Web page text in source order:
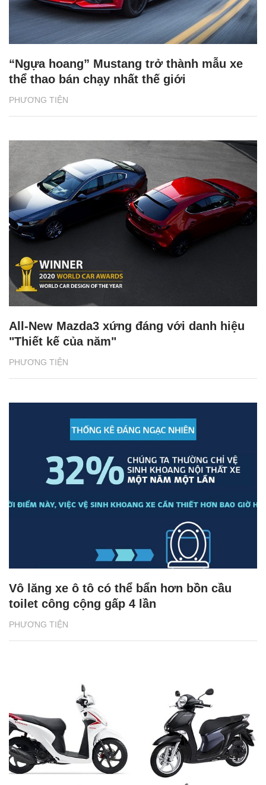
PHƯƠNG TIỆN
“Ngựa hoang” Mustang trở thành mẫu xe
thể thao bán chạy nhất thế giới
PHƯƠNG TIỆN
All-New Mazda3 xứng đáng với danh hiệu
"Thiết kế của năm"
PHƯƠNG TIỆN
Vô lăng xe ô tô có thể bẩn hơn bồn cầu
toilet công cộng gấp 4 lần